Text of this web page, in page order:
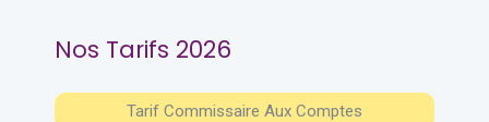
Nos Tarifs 2026
Tarif Commissaire Aux Comptes